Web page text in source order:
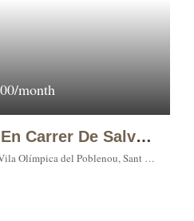
month
Local Comercial En Carrer De Salvador Espriu, 95
Carrer de Salvador Espriu, la Vila Olímpica del Poblenou, Sant Martí, Barcelona, Barcelonès, Barcelona, Catalunya, 08005, España